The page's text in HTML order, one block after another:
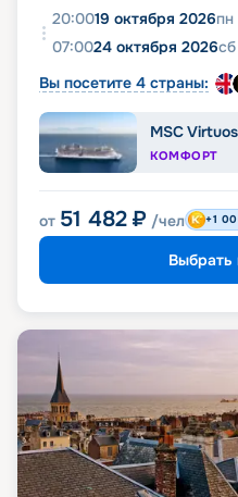
20:0019 октября 2026пн
07:0024 октября 2026сб
Вы посетите 4 страны:
MSC
КОМФОРТ
от 51 482 ₽ /чел +1
Выбрать